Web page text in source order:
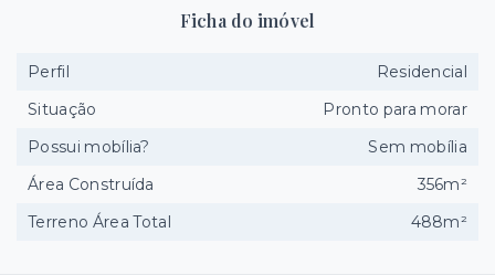
Ficha do imóvel
Perfil
Residencial
Situação
Pronto para morar
Possui mobília?
Sem mobília
Área Construída
356m²
Terreno Área Total
488m²